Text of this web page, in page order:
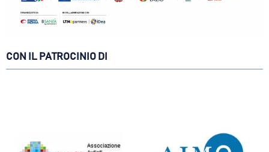
CON IL PATROCINIO DI